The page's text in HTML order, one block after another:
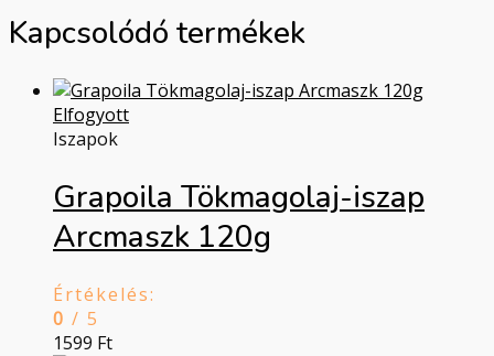
Kapcsolódó termékek
Elfogyott
Iszapok
Grapoila Tökmagolaj-iszap
Arcmaszk 120g
Értékelés:
0 / 5
1599 Ft